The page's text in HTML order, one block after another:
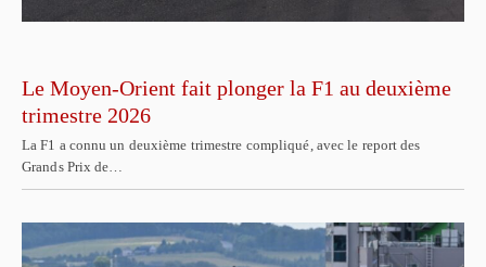
Le Moyen-Orient fait plonger la F1 au deuxième
trimestre 2026
La F1 a connu un deuxième trimestre compliqué, avec le report des
Grands Prix de…